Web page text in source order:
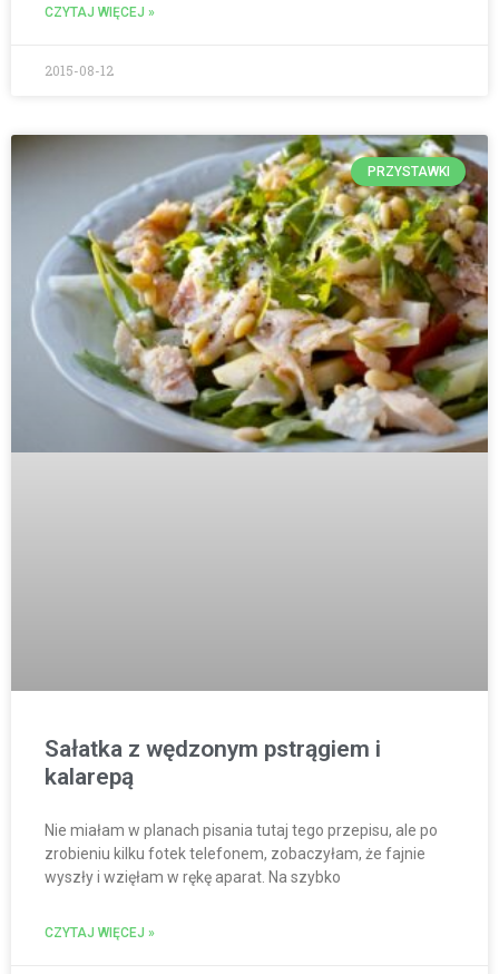
CZYTAJ WIĘCEJ »
2015-08-12
PRZYSTAWKI
Sałatka z wędzonym pstrągiem i
kalarepą
Nie miałam w planach pisania tutaj tego przepisu, ale po
zrobieniu kilku fotek telefonem, zobaczyłam, że fajnie
wyszły i wzięłam w rękę aparat. Na szybko
CZYTAJ WIĘCEJ »